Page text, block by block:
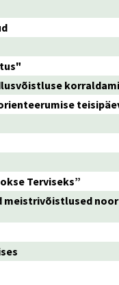
Terviseks”
meistrivõistlused